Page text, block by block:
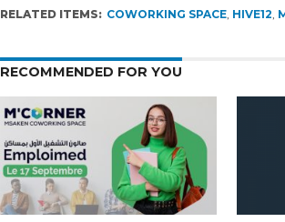
RELATED ITEMS: COWORKING SPACE, HIVE12,
RECOMMENDED FOR YOU